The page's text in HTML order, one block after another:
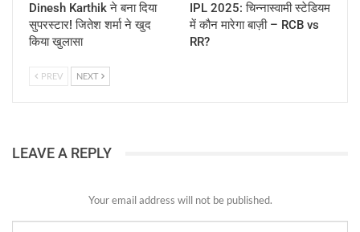
Dinesh Karthik ने बना दिया
सुपरस्टार! जितेश शर्मा ने खुद
किया खुलासा
IPL 2025: चिन्नास्वामी स्टेडियम
में कौन मारेगा बाज़ी – RCB vs
RR?
PREV NEXT
LEAVE A REPLY
Your email address will not be published.